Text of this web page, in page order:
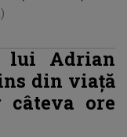
lui Adrian
din viață
ore